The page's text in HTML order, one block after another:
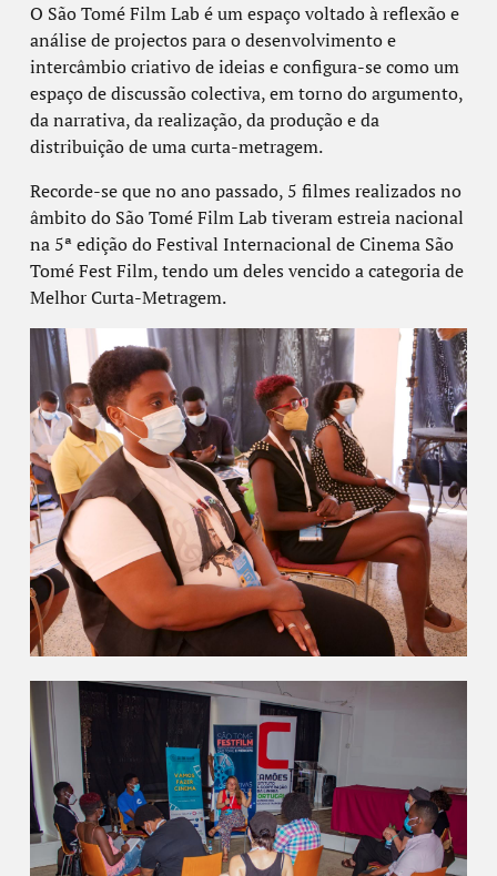
O São Tomé Film Lab é um espaço voltado à reflexão e
análise de projectos para o desenvolvimento e
intercâmbio criativo de ideias e configura-se como um
espaço de discussão colectiva, em torno do argumento,
da narrativa, da realização, da produção e da
distribuição de uma curta-metragem.
Recorde-se que no ano passado, 5 filmes realizados no
âmbito do São Tomé Film Lab tiveram estreia nacional
na 5ª edição do Festival Internacional de Cinema São
Tomé Fest Film, tendo um deles vencido a categoria de
Melhor Curta-Metragem.